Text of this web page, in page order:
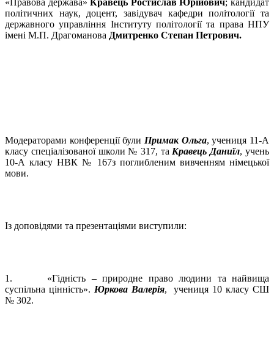
політичних наук, доцент, завідувач кафедри політології та
державного управління Інституту політології та права НПУ
імені М.П. Драгоманова Дмитренко Степан Петрович.
Модераторами конференції були Примак Ольга, учениця 11-А
класу спеціалізованої школи № 317, та Кравець Даниїл, учень
10-А класу НВК № 167з поглибленим вивченням німецької
мови.
Із доповідями та презентаціями виступили:
1. «Гідність – природне право людини та найвища
суспільна цінність». Юркова Валерія, учениця 10 класу СШ
№ 302.